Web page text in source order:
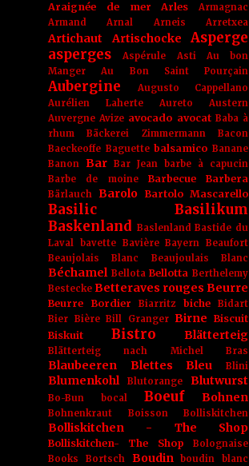
Araignée de mer Arles
Armagnac
Armand Arnal
Arneis Arretxea
Artichaut Artischocke
Asperge
asperges
Aspérule Asti
Au bon
Manger
Au Bon Saint Pourçain
Aubergine
Augusto Cappellano
Aurélien Laherte
Aureto
Austern
Auvergne Avize avocado avocat Baba à
rhum
Bäckerei Zimmermann
Bacon
Baeckeoffe Baguette balsamico Banane
Banon Bar Bar Jean
barbe à capucin
Barbe de moine
Barbecue Barbera
Bärlauch Barolo Bartolo Mascarello
Basilic
Basilikum
Baskenland Baslenland Bastide du
Laval
bavette Bavière Bayern Beaufort
Beaujolais Blanc
Beaujoulais Blanc
Béchamel Bellota Bellotta Berthelemy
Bestecke Betteraves rouges Beurre
Beurre Bordier Biarritz biche
Bidart
Bier Bière Bill Granger Birne
Biscuit
Biskuit
Bistro Blätterteig
Blätterteig nach Michel Bras
Blaubeeren Blettes Bleu Blini
Blumenkohl Blutorange Blutwurst
Bo-Bun bocal Boeuf Bohnen
Bohnenkraut Boisson Bolliskitchen
Bolliskitchen - The Shop
Bolliskitchen- The Shop
Bolognaise
Books
Bortsch Boudin boudin blanc